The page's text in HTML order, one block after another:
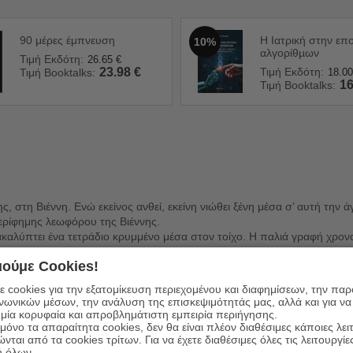
90 μέρες έμπνευση
Τιμή Εκδότη: 26.65 €
Τιμή Booktalks: 23.98 €
10%
Η Ιατρική στην
αλγορίθµων
Τιμή Εκδότη: 18.00
Τιμή Booktalks:
Βιέννη. Ενώ εκείνος ανθεί, εκείνη νιώθει ξένη μέσα σ’ αυτή την
λεωφόρου της Βιέννης.
ένα τετράδιο κρυμμένο μέσα στον τοίχο. Η παλιά γραφή
γειτόνισσας και πρώην τραγουδίστριας οπερέτας, η Ίρις
στις αντιθέσεις της: τους λαμπερούς χορούς της αριστοκρατίας,
και οι ψίθυροι του παρελθόντος θα ξυπνήσουν την
Cookies!
cookies για την εξατομίκευση περιεχομένου και διαφημίσεων, την
μέσων, την ανάλυση της επισκεψιμότητάς μας, αλλά και για
κορυφαία και απροβλημάτιστη εμπειρία περιήγησης.
τα απαραίτητα cookies, δεν θα είναι πλέον διαθέσιμες κάποιες
από τα cookies τρίτων. Για να έχετε διαθέσιμες όλες τις